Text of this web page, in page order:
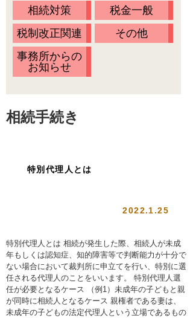
Ｑ&Ａ
お客様の声
プライバシーポリシー
アクセス
相続税の申告
相続対策
税金一般
税制改正関連
その他
事務所からの
お知らせ
相続手続き
特別代理人とは
2022.1.25
特別代理人とは 相続が発生した際、相続人が未成
年もしくは認知症、知的障害等で判断能力が十分で
ない場合において裁判所に申立てを行い、特別に選
任される代理人のことをいいます。 特別代理人選
任が必要となるケース （例1）未成年の子どもと親
が同時に相続人となるケース 親権者である妻は、
未成年の子どもの法定代理人という立場であるもの